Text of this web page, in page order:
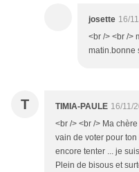
josette 16/
<br /> <br />
matin.bonne
T TIMIA-PAULE 16/11/
<br /> <br /> Ma
vain de voter pour
encore tenter ... je
Plein de bisous et